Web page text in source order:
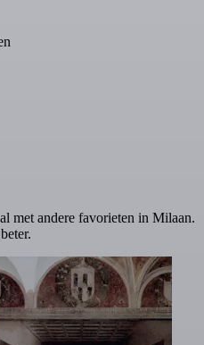
met andere favorieten in Milaan.